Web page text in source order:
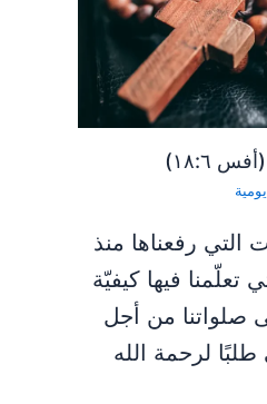
١٨:٦)
رفعناها منذ
تعلّمنا فيها كيفيّة
صلواتنا من أجل
طلبًا لرحمة الله